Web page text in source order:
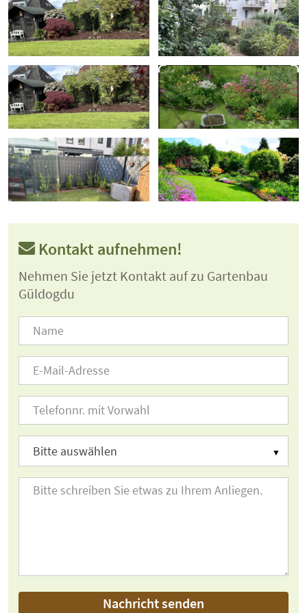
Kontakt aufnehmen!
Nehmen Sie jetzt Kontakt auf zu Gartenbau
Güldogdu
Nachricht senden